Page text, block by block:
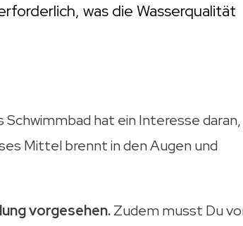
was die Wasserqualität
Schwimmbad hat ein Interesse daran,
Mittel brennt in den Augen und
vorgesehen.Zudem musst Du